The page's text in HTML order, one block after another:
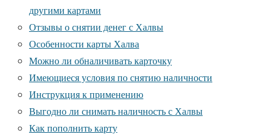
другими картами
Отзывы о снятии денег с Халвы
Особенности карты Халва
Можно ли обналичивать карточку
Имеющиеся условия по снятию наличности
Инструкция к применению
Выгодно ли снимать наличность с Халвы
Как пополнить карту